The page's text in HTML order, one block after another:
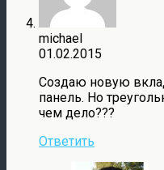
michael
01.02.2015
Создаю новую
панель. Но
чем дело???
Ответить